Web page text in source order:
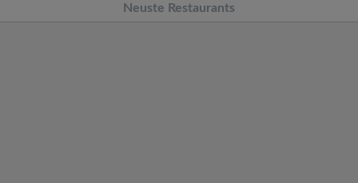
Neuste Restaurants